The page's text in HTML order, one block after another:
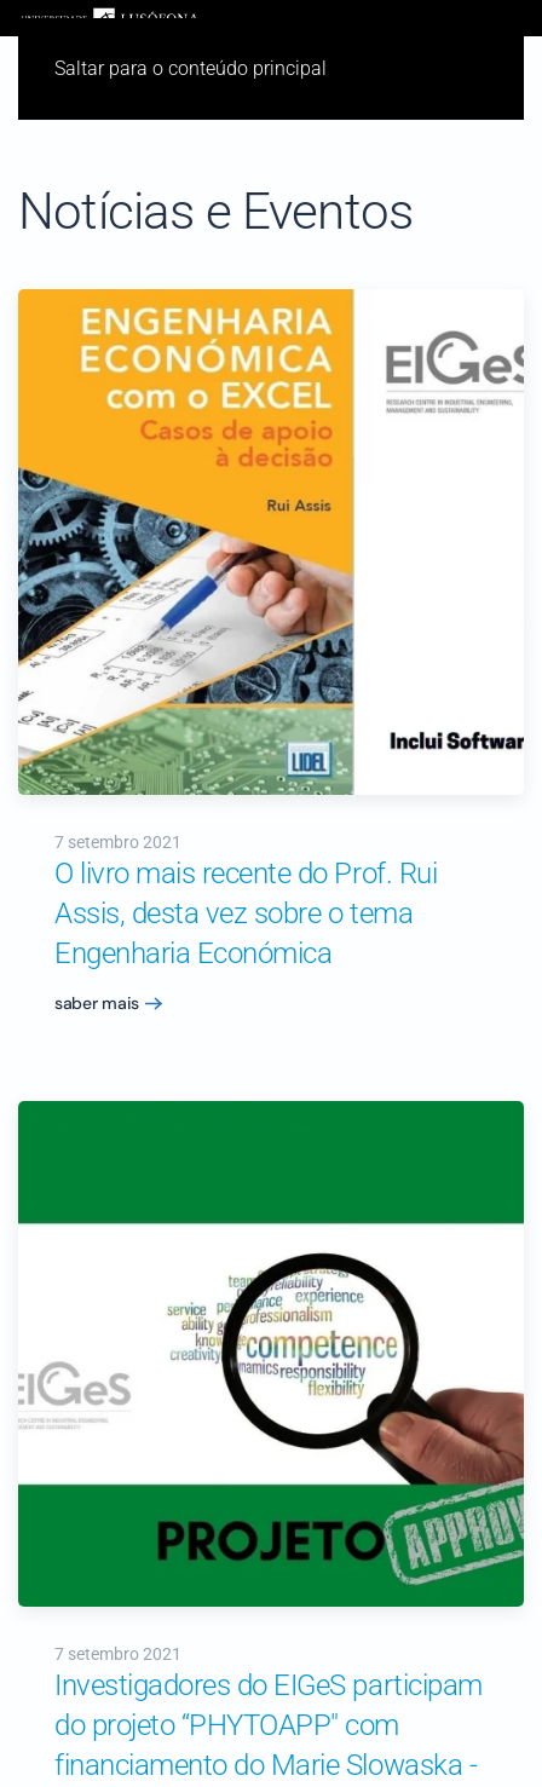
Saltar para o conteúdo principal
Notícias e Eventos
7 setembro 2021
O livro mais recente do Prof. Rui
Assis, desta vez sobre o tema
Engenharia Económica
saber mais
7 setembro 2021
Investigadores do EIGeS participam
do projeto “PHYTOAPP" com
financiamento do Marie Slowaska -